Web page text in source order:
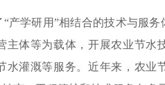
产学研用”相结合的技术与服
主体等为载体，开展农业节水
水灌溉等服务。近年来，农业